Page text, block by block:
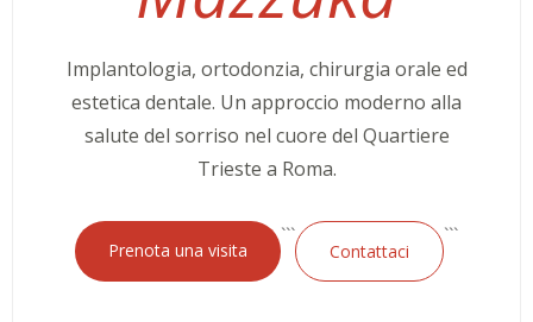
Implantologia, ortodonzia, chirurgia orale ed
estetica dentale. Un approccio moderno alla
salute del sorriso nel cuore del Quartiere
Trieste a Roma.
Prenota una visita
```
Contattaci
```